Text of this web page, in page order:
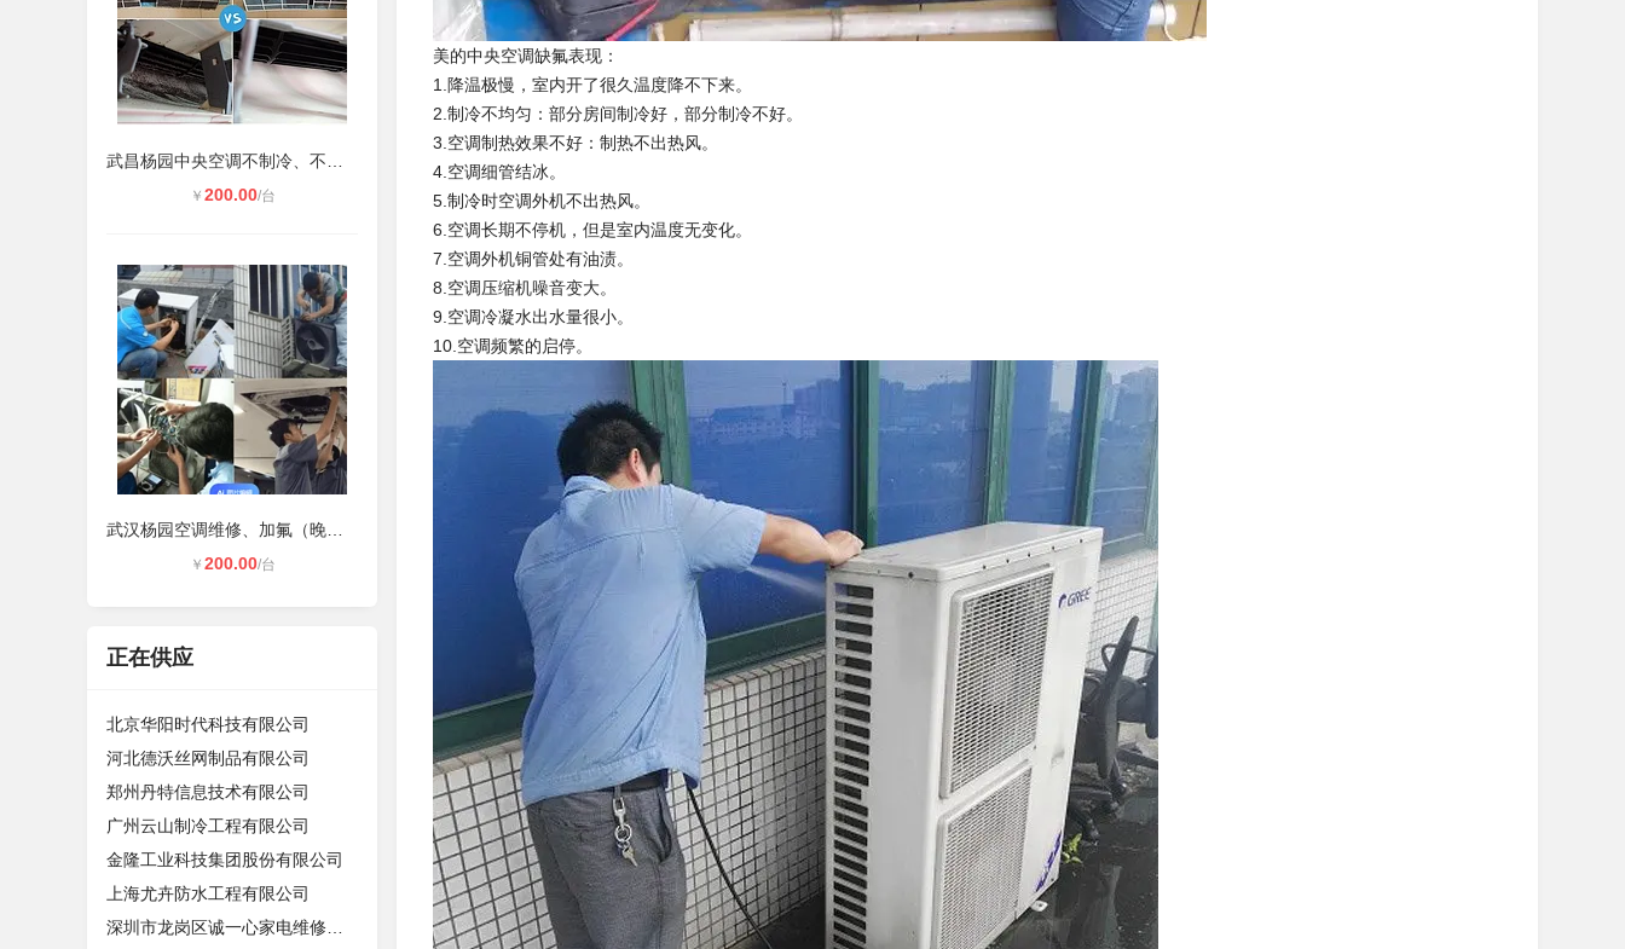
￥ 200.00/台
￥ 200.00/台
正在供应
北京华阳时代科技有限公司
河北德沃丝网制品有限公司
郑州丹特信息技术有限公司
广州云山制冷工程有限公司
金隆工业科技集团股份有限公司
上海尤卉防水工程有限公司
美的中央空调缺氟表现：
1.降温极慢，室内开了很久温度降不下来。
2.制冷不均匀：部分房间制冷好，部分制冷不好。
3.空调制热效果不好：制热不出热风。
4.空调细管结冰。
5.制冷时空调外机不出热风。
6.空调长期不停机，但是室内温度无变化。
7.空调外机铜管处有油渍。
8.空调压缩机噪音变大。
9.空调冷凝水出水量很小。
10.空调频繁的启停。